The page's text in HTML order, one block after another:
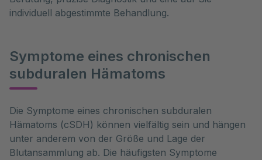
individuell abgestimmte Behandlung.
Symptome eines chronischen
subduralen Hämatoms
Die Symptome eines chronischen subduralen
Hämatoms (cSDH) können vielfältig sein und hängen
unter anderem von der Größe und Lage der
Blutansammlung ab. Die häufigsten Symptome